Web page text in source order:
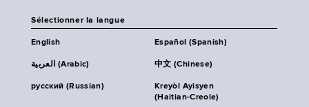
Sélectionner la langue
English Español (Spanish)
العربية (Arabic) 中文 (Chinese)
русский (Russian)
Kreyòl Ayisyen
(Haitian-Creole)